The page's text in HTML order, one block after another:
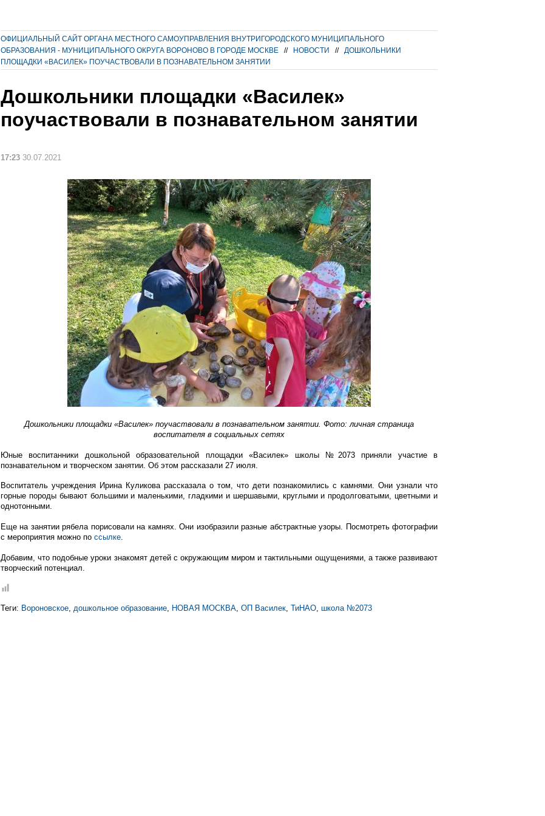
ОФИЦИАЛЬНЫЙ САЙТ ОРГАНА МЕСТНОГО САМОУПРАВЛЕНИЯ ВНУТРИГОРОДСКОГО МУНИЦИПАЛЬНОГО
ОБРАЗОВАНИЯ - МУНИЦИПАЛЬНОГО ОКРУГА ВОРОНОВО В ГОРОДЕ МОСКВЕ
// НОВОСТИ //
ДОШКОЛЬНИКИ
ПЛОЩАДКИ «ВАСИЛЕК» ПОУЧАСТВОВАЛИ В ПОЗНАВАТЕЛЬНОМ ЗАНЯТИИ
Дошкольники площадки «Василек»
поучаствовали в познавательном занятии
17:23 30.07.2021
Дошкольники площадки «Василек» поучаствовали в познавательном занятии. Фото: личная страница
воспитателя в социальных сетях
Юные воспитанники дошкольной образовательной площадки «Василек» школы №2073 приняли участие в
познавательном и творческом занятии. Об этом рассказали 27 июля.
Воспитатель учреждения Ирина Куликова рассказала о том, что дети познакомились с камнями. Они узнали что
горные породы бывают большими и маленькими, гладкими и шершавыми, круглыми и продолговатыми, цветными и
однотонными.
Еще на занятии рябела порисовали на камнях. Они изобразили разные абстрактные узоры. Посмотреть фотографии
с мероприятия можно по ссылке.
Добавим, что подобные уроки знакомят детей с окружающим миром и тактильными ощущениями, а также развивают
творческий потенциал.
Теги: Вороновское, дошкольное образование, НОВАЯ МОСКВА, ОП Василек, ТиНАО, школа №2073